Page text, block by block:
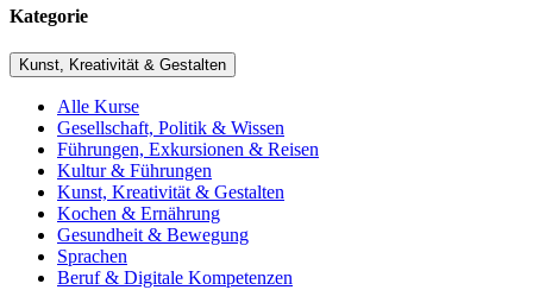
Kategorie
Kunst, Kreativität & Gestalten
Alle Kurse
Gesellschaft, Politik & Wissen
Führungen, Exkursionen & Reisen
Kultur & Führungen
Kunst, Kreativität & Gestalten
Kochen & Ernährung
Gesundheit & Bewegung
Sprachen
Beruf & Digitale Kompetenzen